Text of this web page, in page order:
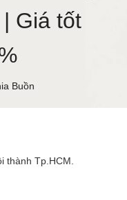
Giá tốt
Buồn
thành Tp.HCM.